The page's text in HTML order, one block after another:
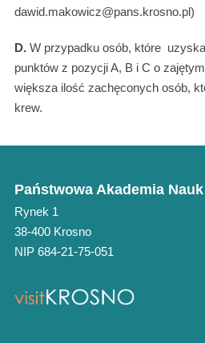
dawid.makowicz@pans.krosno.pl)
D.W przypadku osób, które
punktów z pozycji A, B i C o
większa ilość zachęconych osób,
krew.
Państwowa Akademia
Rynek 1
38-400 Krosno
NIP 684-21-75-051